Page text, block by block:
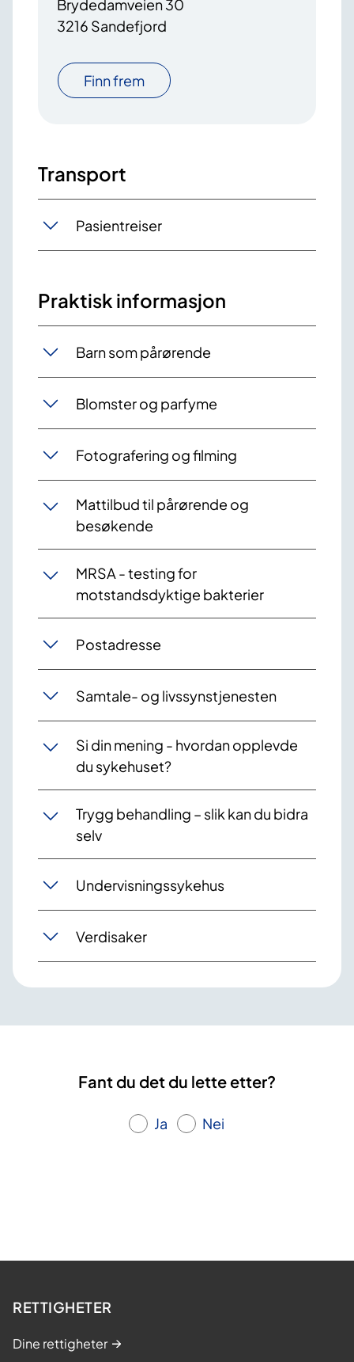
Brydedamveien 30
3216 Sandefjord
Finn frem
Transport
Pasientreiser
Praktisk informasjon
Barn som pårørende
Blomster og parfyme
Fotografering og filming
Mattilbud til pårørende og
besøkende
MRSA - testing for
motstandsdyktige bakterier
Postadresse
Samtale- og livssynstjenesten
Si din mening - hvordan opplevde
du sykehuset?
Trygg behandling – slik kan du bidra
selv
Undervisningssykehus
Verdisaker
Fant du det du lette etter?
Ja Nei
RETTIGHETER
Dine rettigheter